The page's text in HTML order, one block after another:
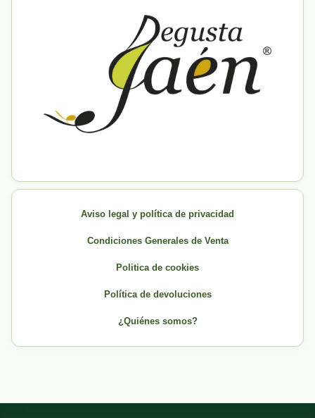
Aviso legal y política de privacidad
Condiciones Generales de Venta
Politica de cookies
Política de devoluciones
¿Quiénes somos?